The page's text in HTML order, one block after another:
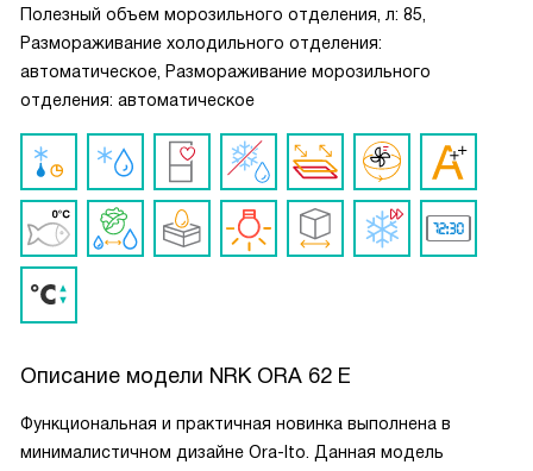
Полезный объем морозильного отделения, л: 85,
Размораживание холодильного отделения:
автоматическое, Размораживание морозильного
отделения: автоматическое
Описание модели NRK ORA 62 E
Функциональная и практичная новинка выполнена в
минималистичном дизайне Ora-Ito. Данная модель